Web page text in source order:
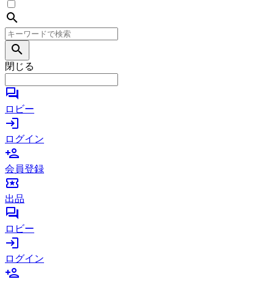
search
search
閉じる
forum
ロビー
login
ログイン
person_add
会員登録
local_activity
出品
forum
ロビー
login
ログイン
person_add